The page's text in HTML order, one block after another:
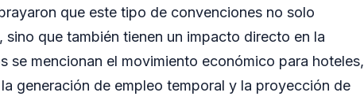
que este tipo de convenciones no solo
que también tienen un impacto directo en la
se mencionan el movimiento económico para hoteles,
generación de empleo temporal y la proyección de